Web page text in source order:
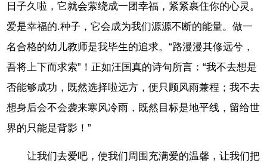
日子久啦，它就会萦绕成一团幸福，紧紧裹住你的心灵。
爱是幸福的.种子，它会成为我们源源不断的能量。做一
名合格的幼儿教师是我毕生的追求。“路漫漫其修远兮，
吾将上下而求索”！正如汪国真的诗句所言：“我不去想是
否能够成功，既然选择啦远方，便只顾风雨兼程；我不去
想身后会不会袭来寒风冷雨，既然目标是地平线，留给世
界的只能是背影！”
让我们去爱吧，使我们周围充满爱的温馨，让我们把